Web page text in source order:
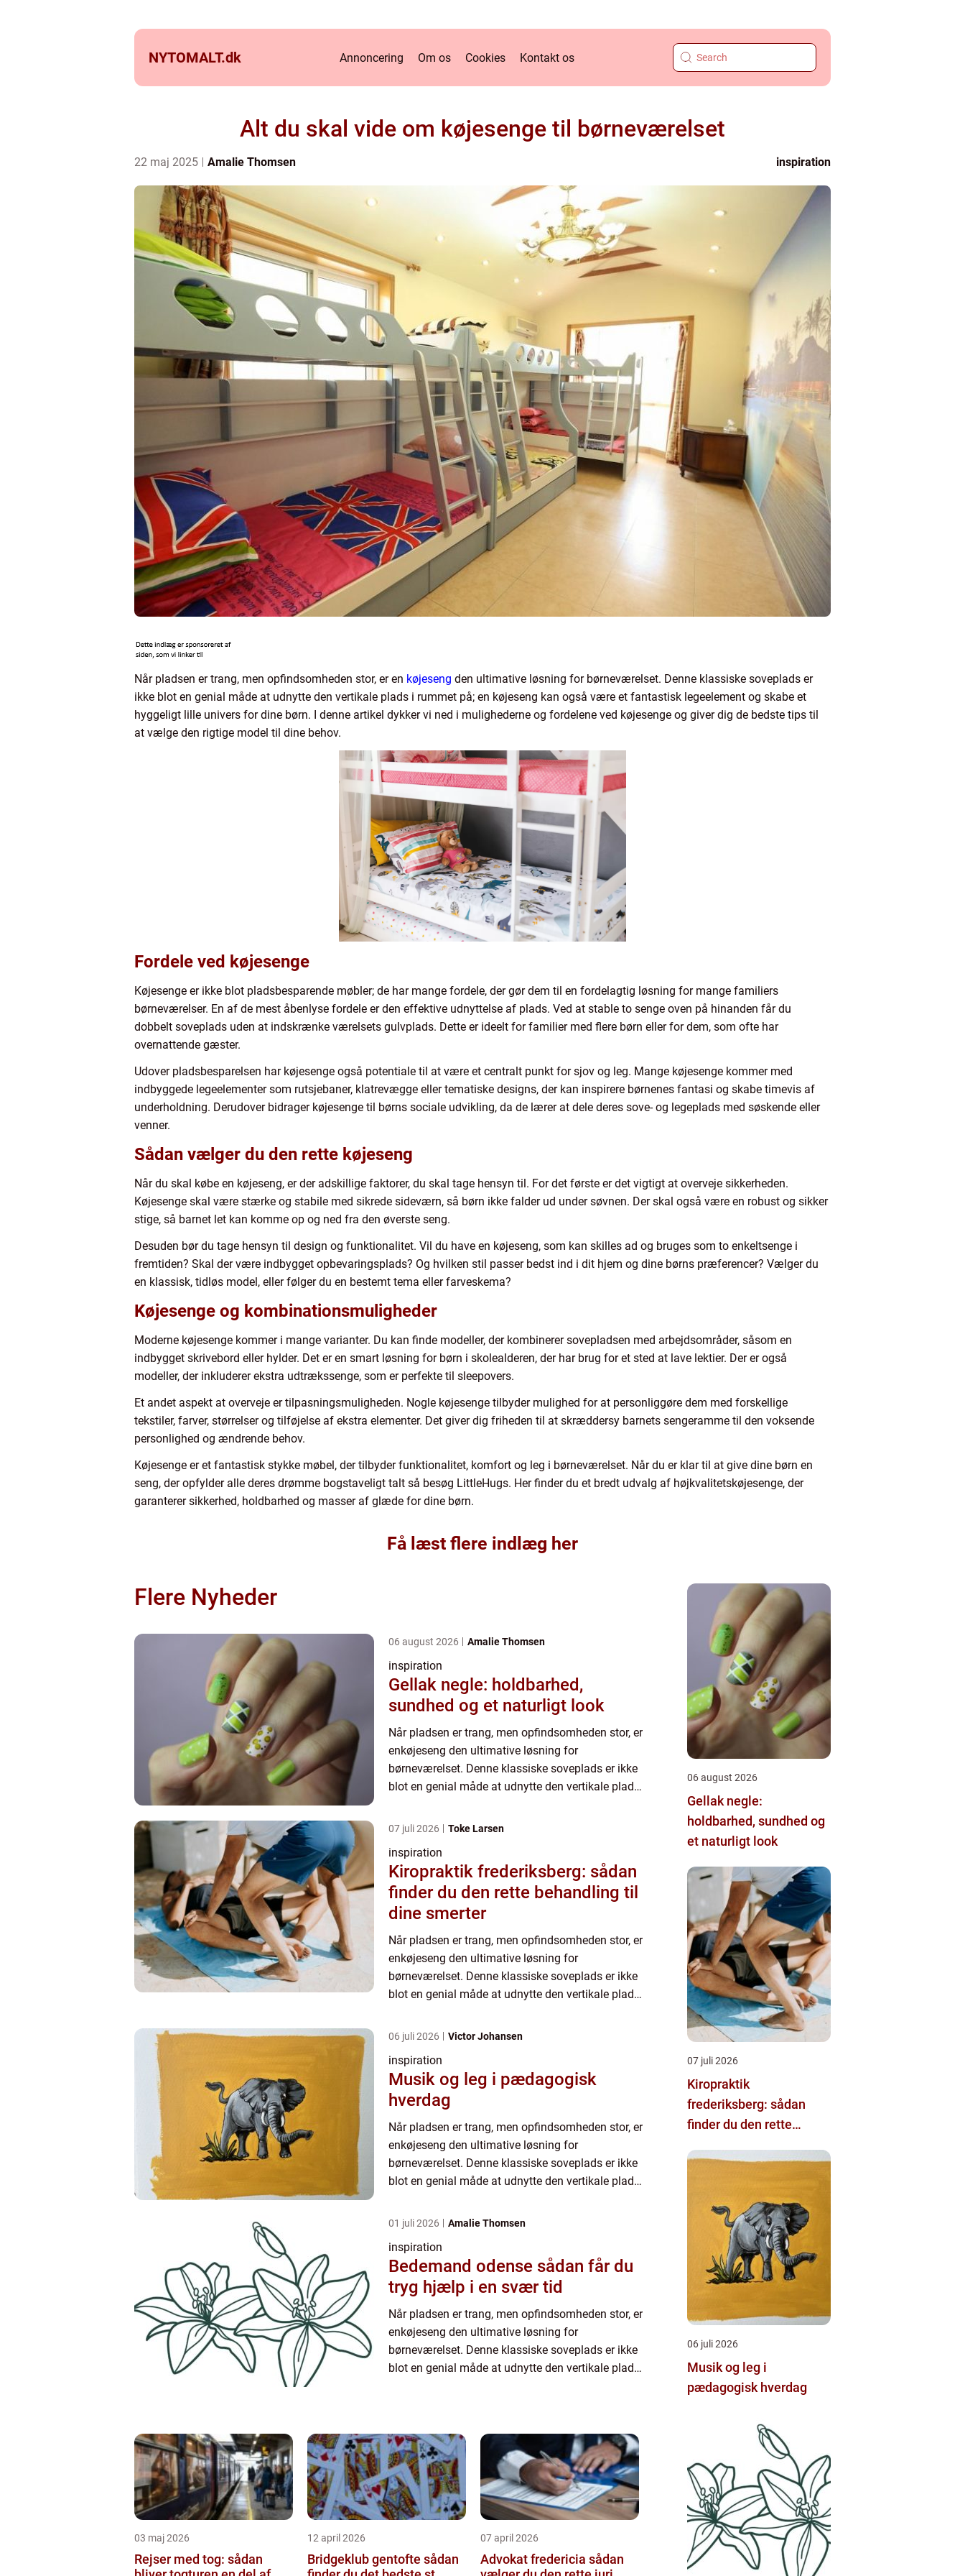
NYTOMALT.dk Annoncering Om os Cookies Kontakt os
Alt du skal vide om køjesenge til børneværelset
22 maj 2025 Amalie Thomsen inspiration
Når pladsen er trang, men opfindsomheden stor, er en køjeseng den ultimative løsning for børneværelset. Denne klassiske soveplads er
ikke blot en genial måde at udnytte den vertikale plads i rummet på; en køjeseng kan også være et fantastisk legeelement og skabe et
hyggeligt lille univers for dine børn. I denne artikel dykker vi ned i mulighederne og fordelene ved køjesenge og giver dig de bedste tips til
at vælge den rigtige model til dine behov.
Fordele ved køjesenge
Køjesenge er ikke blot pladsbesparende møbler; de har mange fordele, der gør dem til en fordelagtig løsning for mange familiers
børneværelser. En af de mest åbenlyse fordele er den effektive udnyttelse af plads. Ved at stable to senge oven på hinanden får du
dobbelt soveplads uden at indskrænke værelsets gulvplads. Dette er ideelt for familier med flere børn eller for dem, som ofte har
overnattende gæster.
Udover pladsbesparelsen har køjesenge også potentiale til at være et centralt punkt for sjov og leg. Mange køjesenge kommer med
indbyggede legeelementer som rutsjebaner, klatrevægge eller tematiske designs, der kan inspirere børnenes fantasi og skabe timevis af
underholdning. Derudover bidrager køjesenge til børns sociale udvikling, da de lærer at dele deres sove- og legeplads med søskende eller
venner.
Sådan vælger du den rette køjeseng
Når du skal købe en køjeseng, er der adskillige faktorer, du skal tage hensyn til. For det første er det vigtigt at overveje sikkerheden.
Køjesenge skal være stærke og stabile med sikrede sideværn, så børn ikke falder ud under søvnen. Der skal også være en robust og sikker
stige, så barnet let kan komme op og ned fra den øverste seng.
Desuden bør du tage hensyn til design og funktionalitet. Vil du have en køjeseng, som kan skilles ad og bruges som to enkeltsenge i
fremtiden? Skal der være indbygget opbevaringsplads? Og hvilken stil passer bedst ind i dit hjem og dine børns præferencer? Vælger du
en klassisk, tidløs model, eller følger du en bestemt tema eller farveskema?
Køjesenge og kombinationsmuligheder
Moderne køjesenge kommer i mange varianter. Du kan finde modeller, der kombinerer sovepladsen med arbejdsområder, såsom en
indbygget skrivebord eller hylder. Det er en smart løsning for børn i skolealderen, der har brug for et sted at lave lektier. Der er også
modeller, der inkluderer ekstra udtrækssenge, som er perfekte til sleepovers.
Et andet aspekt at overveje er tilpasningsmuligheden. Nogle køjesenge tilbyder mulighed for at personliggøre dem med forskellige
tekstiler, farver, størrelser og tilføjelse af ekstra elementer. Det giver dig friheden til at skræddersy barnets sengeramme til den voksende
personlighed og ændrende behov.
Køjesenge er et fantastisk stykke møbel, der tilbyder funktionalitet, komfort og leg i børneværelset. Når du er klar til at give dine børn en
seng, der opfylder alle deres drømme bogstaveligt talt så besøg LittleHugs. Her finder du et bredt udvalg af højkvalitetskøjesenge, der
garanterer sikkerhed, holdbarhed og masser af glæde for dine børn.
Få læst flere indlæg her
Flere Nyheder
06 august 2026 Amalie Thomsen
inspiration
Gellak negle: holdbarhed,
sundhed og et naturligt look
Når pladsen er trang, men opfindsomheden stor, er
enkøjeseng den ultimative løsning for
børneværelset. Denne klassiske soveplads er ikke
blot en genial måde at udnytte den vertikale plads
07 juli 2026 Toke Larsen
inspiration
Kiropraktik frederiksberg: sådan
finder du den rette behandling til
dine smerter
Når pladsen er trang, men opfindsomheden stor, er
enkøjeseng den ultimative løsning for
børneværelset. Denne klassiske soveplads er ikke
blot en genial måde at udnytte den vertikale plads
06 juli 2026 Victor Johansen
inspiration
Musik og leg i pædagogisk
hverdag
Når pladsen er trang, men opfindsomheden stor, er
enkøjeseng den ultimative løsning for
børneværelset. Denne klassiske soveplads er ikke
blot en genial måde at udnytte den vertikale plads
01 juli 2026 Amalie Thomsen
inspiration
Bedemand odense sådan får du
tryg hjælp i en svær tid
Når pladsen er trang, men opfindsomheden stor, er
enkøjeseng den ultimative løsning for
børneværelset. Denne klassiske soveplads er ikke
blot en genial måde at udnytte den vertikale plads
03 maj 2026
Rejser med tog: sådan
12 april 2026
Bridgeklub gentofte sådan
07 april 2026
Advokat fredericia sådan
06 august 2026
Gellak negle:
holdbarhed, sundhed og
et naturligt look
07 juli 2026
Kiropraktik
frederiksberg: sådan
finder du den rette
smerter
06 juli 2026
Musik og leg i
pædagogisk hverdag